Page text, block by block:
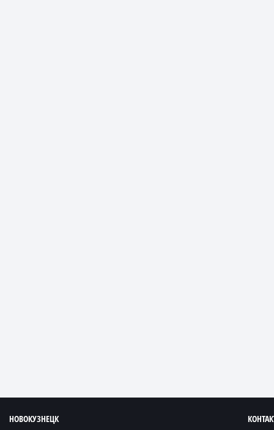
НОВОКУЗНЕЦК